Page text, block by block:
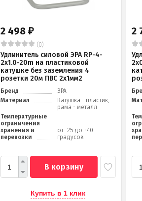
2 498 ₽
(0)
Удлинитель силовой ЭРА RP-4-
2x1.0-20m на пластиковой
катушке без заземления 4
розетки 20м ПВС 2х1мм2
Бренд
ЭРА
Материал
Катушка - пластик,
рама - металл
Температурные
ограничения
хранения и
перевозки
от -25 до +40
градусов
В корзину
Купить в 1 клик
2